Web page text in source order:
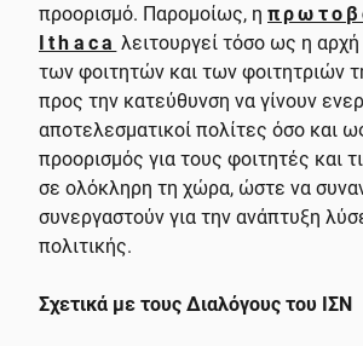
προορισμό. Παρομοίως, η
Ithaca λειτουργεί τόσο ως η αρχή
των φοιτητών και των φοιτητριών
προς την κατεύθυνση να γίνουν
αποτελεσματικοί πολίτες όσο και
προορισμός για τους φοιτητές και
σε ολόκληρη τη χώρα, ώστε να
συνεργαστούν για την ανάπτυξη
πολιτικής.
Σχετικά με τους Διαλόγους του ΙΣΝ